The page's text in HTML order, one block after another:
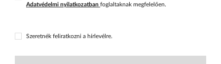
Adatvédelmi nyilatkozatban foglaltaknak megfelelően.
Szeretnék feliratkozni a hírlevélre.